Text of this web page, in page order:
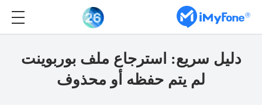
دليل سريع: استرجاع ملف بوربوينت
لم يتم حفظه أو محذوف